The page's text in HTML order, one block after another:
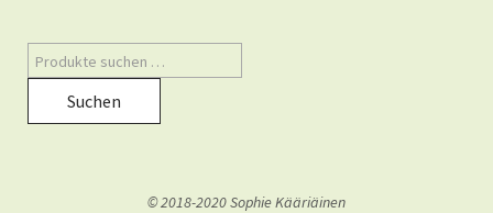
Suchen
© 2018-2020 Sophie Kääriäinen